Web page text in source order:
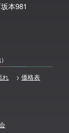
本981
れ
価格表